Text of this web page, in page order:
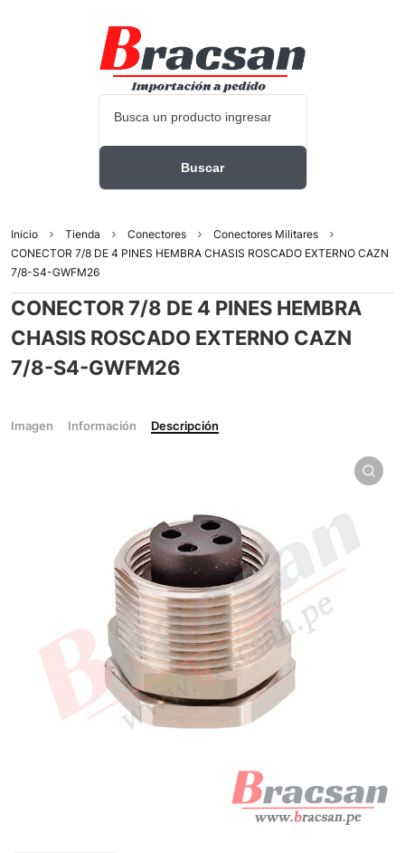
Inicio Tienda Conectores
Conectores Militares
CONECTOR 7/8 DE 4 PINES HEMBRA CHASIS ROSCADO EXTERNO CAZN
7/8-S4-GWFM26
CONECTOR 7/8 DE 4 PINES HEMBRA
CHASIS ROSCADO EXTERNO CAZN
7/8-S4-GWFM26
Imagen Información Descripción